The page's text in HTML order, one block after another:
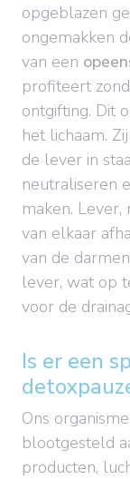
opgeblazen
ongemakken
van een
profiteert
ontgifting. Dit
het lichaam.
de lever in
neutraliseren
maken.
van elkaar
van de
lever, wat op
voor de
Is er een
Ons
blootgesteld
producten,